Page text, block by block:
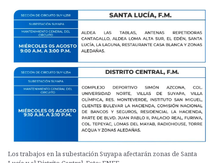
Los trabajos en la subestación Suyapa afectarán zonas de Santa